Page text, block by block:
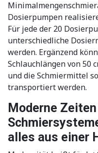
Dosierpumpen
Für jede der 20
unterschiedliche
werden. Ergänzend
Schlauchlängen von 50
und die Schmiermittel
transportiert werden.
Moderne
alles aus einer